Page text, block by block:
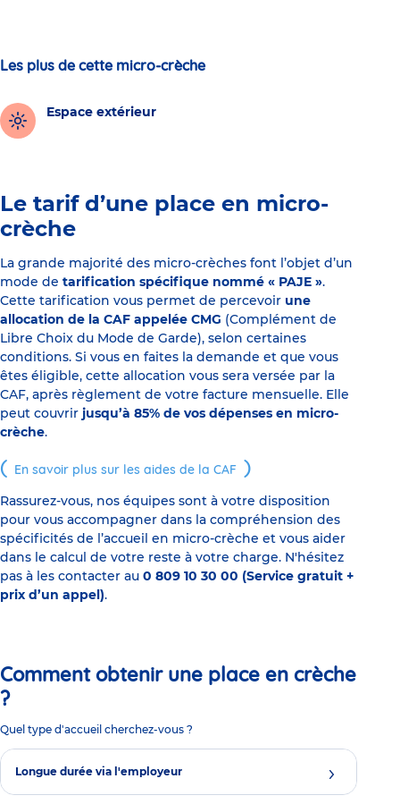
Les plus de cette micro-crèche
Espace extérieur
Le tarif d’une place en micro-
crèche
La grande majorité des micro-crèches font l’objet d’un
mode de tarification spécifique nommé « PAJE ».
Cette tarification vous permet de percevoir une
allocation de la CAF appelée CMG (Complément de
Libre Choix du Mode de Garde), selon certaines
conditions. Si vous en faites la demande et que vous
êtes éligible, cette allocation vous sera versée par la
CAF, après règlement de votre facture mensuelle. Elle
peut couvrir jusqu’à 85% de vos dépenses en micro-
crèche.
En savoir plus sur les aides de la CAF
Rassurez-vous, nos équipes sont à votre disposition
pour vous accompagner dans la compréhension des
spécificités de l’accueil en micro-crèche et vous aider
dans le calcul de votre reste à votre charge. N'hésitez
pas à les contacter au 0 809 10 30 00 (Service gratuit +
prix d’un appel).
Comment obtenir une place en crèche
?
Quel type d'accueil cherchez-vous ?
Longue durée via l'employeur